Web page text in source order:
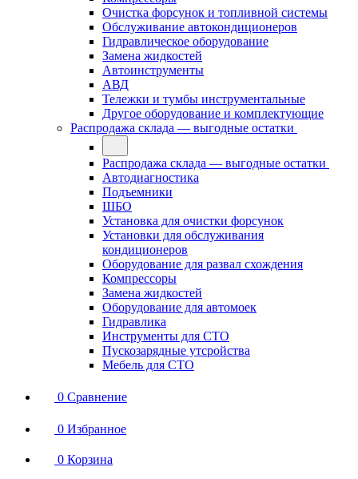
Очистка форсунок и топливной системы
Обслуживание автокондиционеров
Гидравлическое оборудование
Замена жидкостей
Автоинструменты
АВД
Тележки и тумбы инструментальные
Другое оборудование и комплектующие
Распродажа склада — выгодные остатки
Распродажа склада — выгодные остатки
Автодиагностика
Подъемники
ШБО
Установка для очистки форсунок
Установки для обслуживания
кондиционеров
Оборудование для развал схождения
Компрессоры
Замена жидкостей
Оборудование для автомоек
Гидравлика
Инструменты для СТО
Пускозарядные утсройства
Мебель для СТО
0 Сравнение
0 Избранное
0 Корзина